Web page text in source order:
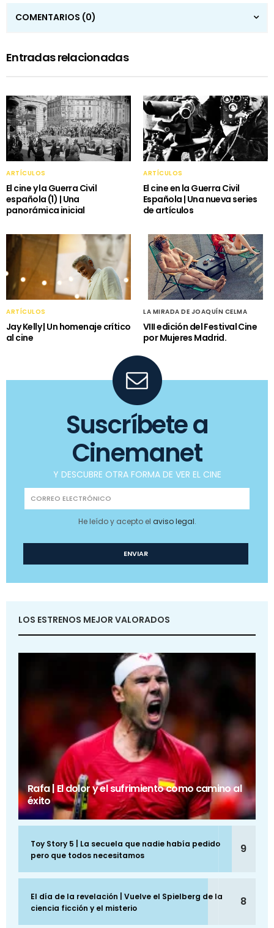
COMENTARIOS (0)
Entradas relacionadas
ARTÍCULOS
El cine y la Guerra Civil
española (1) | Una
panorámica inicial
ARTÍCULOS
El cine en la Guerra Civil
Española | Una nueva series
de artículos
ARTÍCULOS
Jay Kelly | Un homenaje crítico
al cine
LA MIRADA DE JOAQUÍN CELMA
VIII edición del Festival Cine
por Mujeres Madrid.
Suscríbete a
Cinemanet
Y DESCUBRE OTRA FORMA DE VER EL CINE
He leído y acepto el aviso legal.
LOS ESTRENOS MEJOR VALORADOS
Rafa | El dolor y el sufrimiento como camino al
éxito
Toy Story 5 | La secuela que nadie había pedido
pero que todos necesitamos
9
El día de la revelación | Vuelve el Spielberg de la
ciencia ficción y el misterio
8